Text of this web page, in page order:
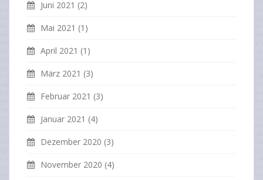
Juni 2021 (2)
Mai 2021 (1)
April 2021 (1)
März 2021 (3)
Februar 2021 (3)
Januar 2021 (4)
Dezember 2020 (3)
November 2020 (4)